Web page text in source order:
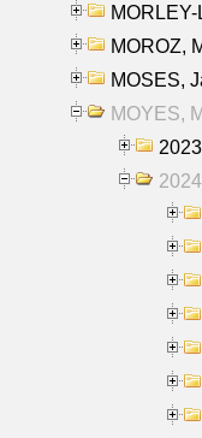
MOROZ,
MOSES,
MOYES,